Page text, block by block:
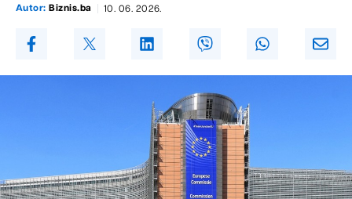
Autor: Biznis.ba 10. 06. 2026.